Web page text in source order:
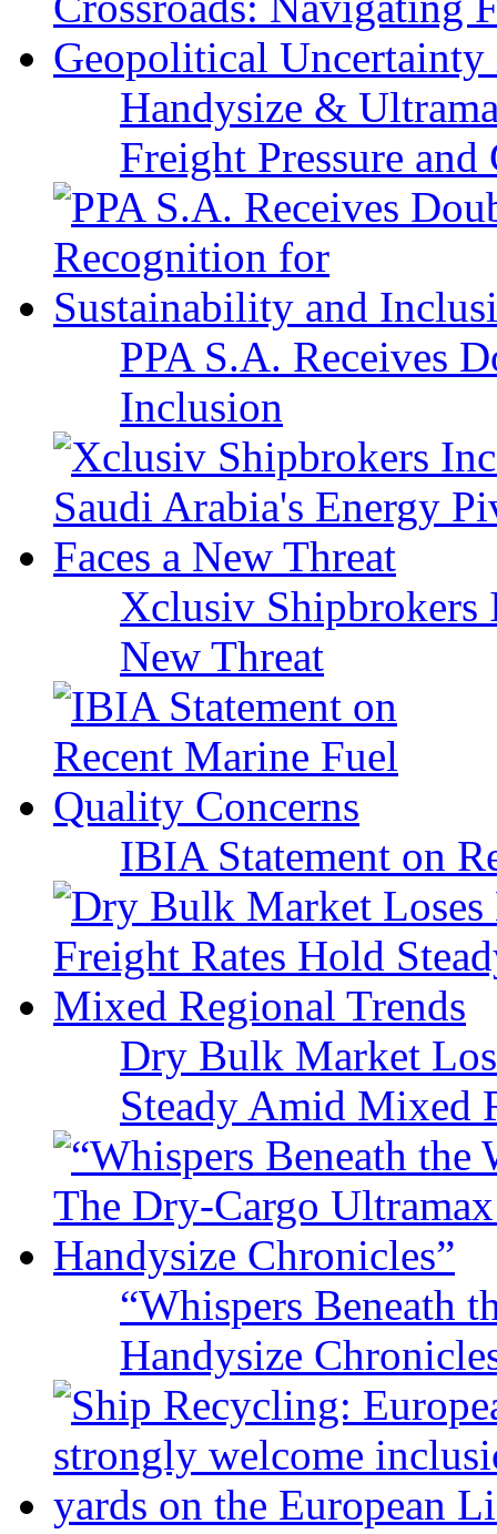
Handysize &
Freight Pressure
PPA S.A. Receives
Inclusion
Xclusiv Shipbrokers
New Threat
IBIA Statement on
Dry Bulk Market
Steady Amid Mixed
“Whispers Beneath
Handysize